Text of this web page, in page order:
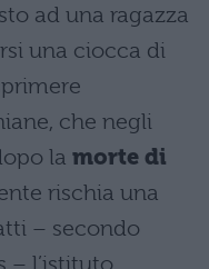
ad una ragazza
una ciocca di
che negli
la morte di
rischia una
– secondo
– l’istituto